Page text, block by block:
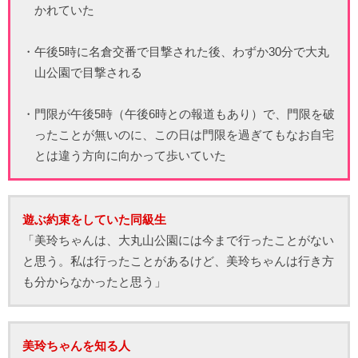
かれていた
・午後5時に名倉交番で目撃された後、わずか30分で大丸
山公園で目撃される
・門限が午後5時（午後6時との報道もあり）で、門限を破
ったことが無いのに、この日は門限を過ぎてもなお自宅
とは違う方向に向かって歩いていた
遊ぶ約束をしていた同級生
「美玲ちゃんは、大丸山公園には今まで行ったことがない
と思う。私は行ったことがあるけど、美玲ちゃんは行き方
も分からなかったと思う」
美玲ちゃんを知る人